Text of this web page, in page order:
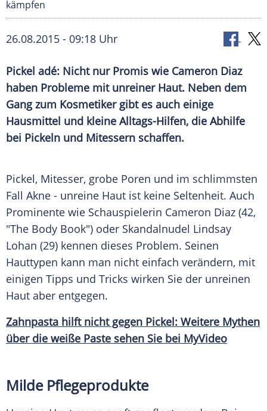
kämpfen
26.08.2015 - 09:18 Uhr
Pickel adé: Nicht nur Promis wie Cameron Diaz
haben Probleme mit unreiner Haut. Neben dem
Gang zum Kosmetiker gibt es auch einige
Hausmittel und kleine Alltags-Hilfen, die Abhilfe
bei Pickeln und Mitessern schaffen.
Pickel, Mitesser, grobe Poren und im schlimmsten
Fall Akne - unreine Haut ist keine Seltenheit. Auch
Prominente wie Schauspielerin Cameron Diaz (42,
"The Body Book") oder Skandalnudel Lindsay
Lohan (29) kennen dieses Problem. Seinen
Hauttypen kann man nicht einfach verändern, mit
einigen Tipps und Tricks wirken Sie der unreinen
Haut aber entgegen.
Zahnpasta hilft nicht gegen Pickel: Weitere Mythen
über die weiße Paste sehen Sie bei MyVideo
Milde Pflegeprodukte